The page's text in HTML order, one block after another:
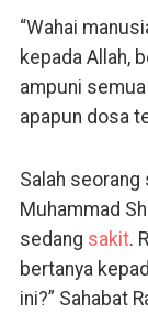
“Wahai
kepada Allah,
ampuni
apapun dosa
Salah seorang
Muhammad
sedang sakit.
bertanya
ini?” Sahabat